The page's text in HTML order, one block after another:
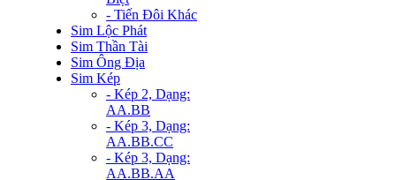
- Tiến Đôi Khác
Sim Lộc Phát
Sim Thần Tài
Sim Ông Địa
Sim Kép
- Kép 2, Dạng:
AA.BB
- Kép 3, Dạng:
AA.BB.CC
- Kép 3, Dạng:
AA.BB.AA